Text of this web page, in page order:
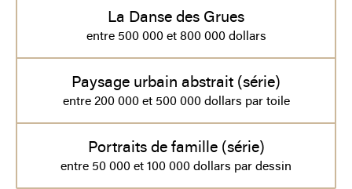
La Danse des Grues
entre 500 000 et 800 000 dollars
Paysage urbain abstrait (série)
entre 200 000 et 500 000 dollars par toile
Portraits de famille (série)
entre 50 000 et 100 000 dollars par dessin